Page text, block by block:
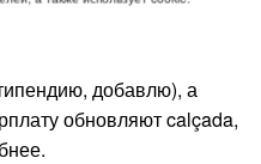
многие безработные
добавлю), а
обновляют calçada,